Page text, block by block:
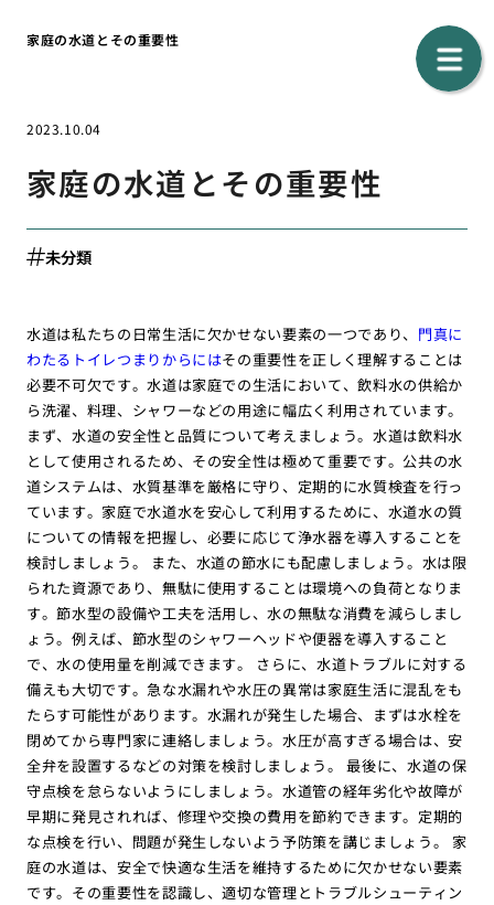
家庭の水道とその重要性
2023.10.04
家庭の水道とその重要性
未分類
水道は私たちの日常生活に欠かせない要素の一つであり、 門真に
わたるトイレつまりからにはその重要性を正しく理解することは
必要不可欠です。水道は家庭での生活において、飲料水の供給か
ら洗濯、料理、シャワーなどの用途に幅広く利用されています。
まず、水道の安全性と品質について考えましょう。水道は飲料水
として使用されるため、その安全性は極めて重要です。公共の水
道システムは、水質基準を厳格に守り、定期的に水質検査を行っ
ています。家庭で水道水を安心して利用するために、水道水の質
についての情報を把握し、必要に応じて浄水器を導入することを
検討しましょう。 また、水道の節水にも配慮しましょう。水は限
られた資源であり、無駄に使用することは環境への負荷となりま
す。節水型の設備や工夫を活用し、水の無駄な消費を減らしまし
ょう。例えば、節水型のシャワーヘッドや便器を導入すること
で、水の使用量を削減できます。 さらに、水道トラブルに対する
備えも大切です。急な水漏れや水圧の異常は家庭生活に混乱をも
たらす可能性があります。水漏れが発生した場合、まずは水栓を
閉めてから専門家に連絡しましょう。水圧が高すぎる場合は、安
全弁を設置するなどの対策を検討しましょう。 最後に、水道の保
守点検を怠らないようにしましょう。水道管の経年劣化や故障が
早期に発見されれば、修理や交換の費用を節約できます。定期的
な点検を行い、問題が発生しないよう予防策を講じましょう。 家
庭の水道は、安全で快適な生活を維持するために欠かせない要素
です。その重要性を認識し、適切な管理とトラブルシューティン